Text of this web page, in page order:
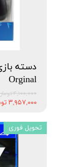
Orginal
۴,۱۰۰,۰۰۰ تومان
۳,۹۵۷,۰۰۰ تومان
تحویل فوری